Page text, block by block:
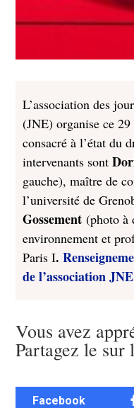
L’association des
(JNE) organise ce
consacré à l’état du
intervenants sont
gauche), maître de
l’université de
Gossement(photo à
environnement et
Paris I.
de l’association JNE
Vous avez
Partagez le sur
Facebook